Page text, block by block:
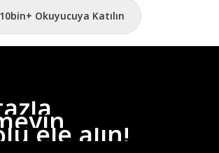
10bin+ Okuyucuya Katılın
ele alın!